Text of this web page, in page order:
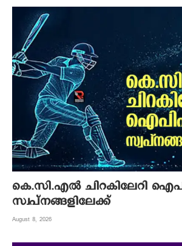
കെ.സി.എല്‍ ചിറകിലേറി
സ്വപ്നങ്ങളിലേക്ക്
August 8, 2026